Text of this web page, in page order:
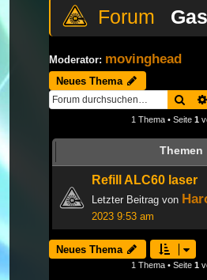
Moderator: movinghead
Neues Thema
1 Thema • Seite 1
Themen
Refill ALC60 laser
Letzter Beitrag von
2023 9:53 am
Neues Thema
1 Thema • Seite 1